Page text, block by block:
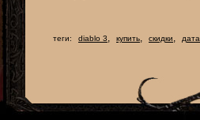
теги: diablo 3, купить, скидки,